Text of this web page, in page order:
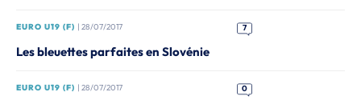
EURO U19 (F) | 28/07/2017 7
Les bleuettes parfaites en Slovénie
EURO U19 (F) | 28/07/2017 0